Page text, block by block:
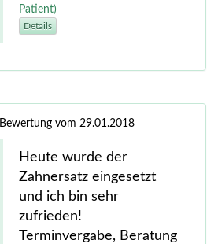
Patient)
Details
Bewertung vom 29.01.2018
Heute wurde der
Zahnersatz eingesetzt
und ich bin sehr
zufrieden!
Terminvergabe, Beratung